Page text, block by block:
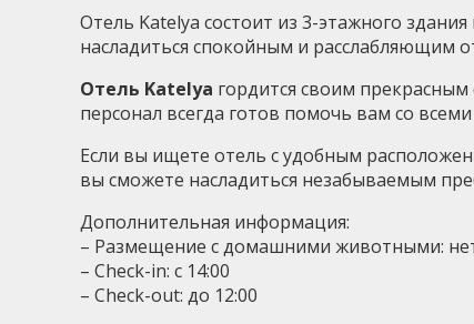
Отель Katelya состоит из 3-этажного
насладиться спокойным и расслабляющим
Отель Katelya гордится своим
персонал всегда готов помочь вам со
Если вы ищете отель с удобным
вы сможете насладиться незабываемым
Дополнительная информация:
– Размещение с домашними животными:
– Check-in: с 14:00
– Check-out: до 12:00